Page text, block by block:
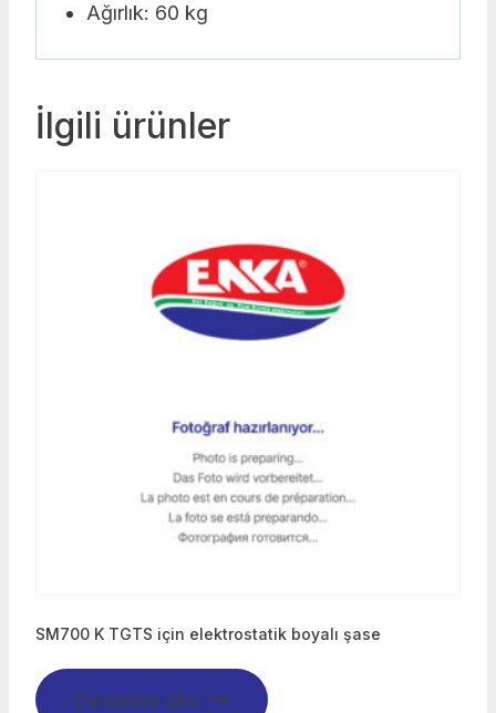
Ağırlık: 60 kg
İlgili ürünler
SM700 K TGTS için elektrostatik boyalı şase
Devamını oku